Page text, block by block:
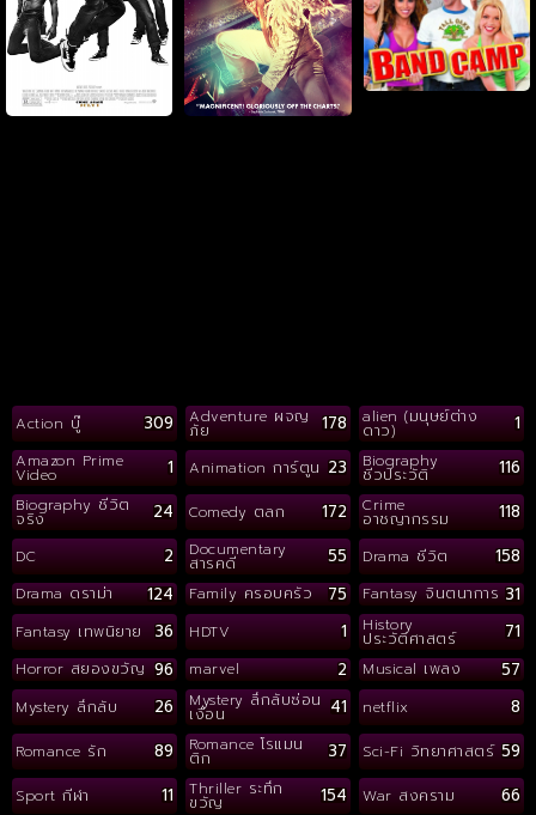
Action บู๊ 309 Adventure ผจญ
ภัย 178 alien (มนุษย์ต่าง
ดาว) 1
Amazon Prime
Video 1 Animation การ์ตูน 23 Biography
ชีวประวัติ 116
Biography ชีวิต
จริง 24 Comedy ตลก 172 Crime
อาชญากรรม 118
DC 2 Documentary
สารคดี 55 Drama ชีวิต 158
Drama ดราม่า 124 Family ครอบครัว 75 Fantasy จินตนาการ 31
Fantasy เทพนิยาย 36 HDTV 1 History
ประวัติศาสตร์ 71
Horror สยองขวัญ 96 marvel 2 Musical เพลง 57
Mystery ลึกลับ 26 Mystery ลึกลับซ่อน
เงื่อน 41 netflix 8
Romance รัก 89 Romance โรแมน
ติก 37 Sci-Fi วิทยาศาสตร์ 59
Sport กีฬา 11 Thriller ระทึก
ขวัญ 154 War สงคราม 66